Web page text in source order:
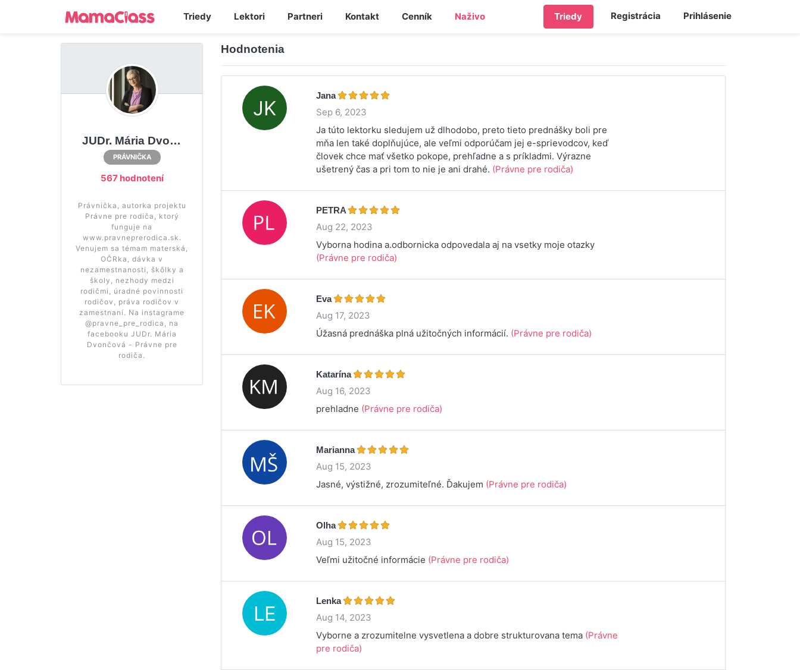
Triedy Lektori Partneri Kontakt Cenník Naživo Triedy Registrácia Prihlásenie
JUDr. Mária Dvončová
PRÁVNIČKA
567 hodnotení
Právnička, autorka projektu
Právne pre rodiča, ktorý
funguje na
www.pravneprerodica.sk.
Venujem sa témam materská,
OČRka, dávka v
nezamestnanosti, škôlky a
školy, nezhody medzi
rodičmi, úradné povinnosti
rodičov, práva rodičov v
zamestnaní. Na instagrame
@pravne_pre_rodica, na
facebooku JUDr. Mária
Dvončová - Právne pre
rodiča.
Hodnotenia
Jana
Sep 6, 2023
Ja túto lektorku sledujem už dlhodobo, preto tieto prednášky boli pre
mňa len také doplňujúce, ale veľmi odporúčam jej e-sprievodcov, keď
človek chce mať všetko pokope, prehľadne a s príkladmi. Výrazne
ušetrený čas a pri tom to nie je ani drahé. (Právne pre rodiča)
PETRA
Aug 22, 2023
Vyborna hodina a.odbornicka odpovedala aj na vsetky moje otazky
(Právne pre rodiča)
Eva
Aug 17, 2023
Úžasná prednáška plná užitočných informácií. (Právne pre rodiča)
Katarína
Aug 16, 2023
prehladne (Právne pre rodiča)
Marianna
Aug 15, 2023
Jasné, výstižné, zrozumiteľné. Ďakujem (Právne pre rodiča)
Olha
Aug 15, 2023
Veľmi užitočné informácie (Právne pre rodiča)
Lenka
Aug 14, 2023
Vyborne a zrozumitelne vysvetlena a dobre strukturovana tema (Právne
pre rodiča)